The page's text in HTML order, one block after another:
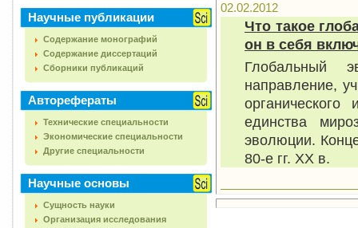
Научные публикации
Содержание монографий
Содержание диссертаций
Сборники публикаций
Авторефераты
Технические специальности
Экономические специальности
Другие специальности
Научные основы
Сущность науки
Организация исследования
02.02.2012
Что такое
он в себя
Глобальный
направление,
единства
эволюции.
80-е гг. XX в.